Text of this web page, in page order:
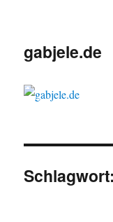
gabjele.de
Schlagwort: